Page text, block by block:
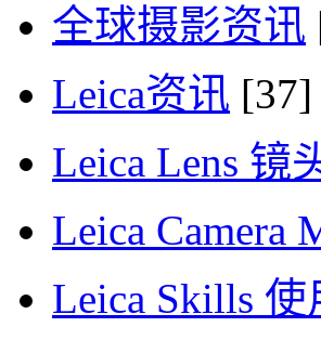
全球摄影资讯
Leica资讯 [37]
Leica Lens 镜
Leica Camera
Leica Skills